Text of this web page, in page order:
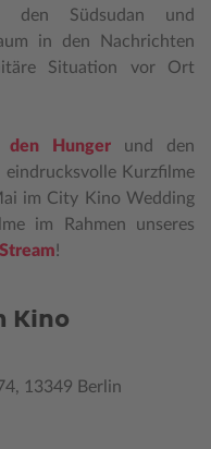
den Südsudan und
in den Nachrichten
Situation vor Ort
Hungerund den
Kurzfilme
im City Kino Wedding
im Rahmen unseres
!
Kino
13349 Berlin